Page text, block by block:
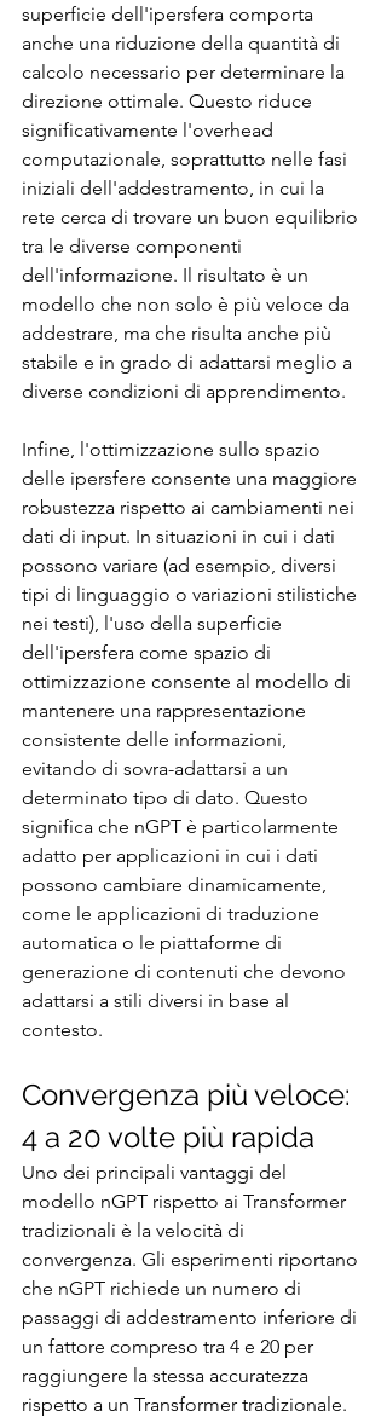
superficie dell'ipersfera comporta
anche una riduzione della quantità di
calcolo necessario per determinare la
direzione ottimale. Questo riduce
significativamente l'overhead
computazionale, soprattutto nelle fasi
iniziali dell'addestramento, in cui la
rete cerca di trovare un buon equilibrio
tra le diverse componenti
dell'informazione. Il risultato è un
modello che non solo è più veloce da
addestrare, ma che risulta anche più
stabile e in grado di adattarsi meglio a
diverse condizioni di apprendimento.
Infine, l'ottimizzazione sullo spazio
delle ipersfere consente una maggiore
robustezza rispetto ai cambiamenti nei
dati di input. In situazioni in cui i dati
possono variare (ad esempio, diversi
tipi di linguaggio o variazioni stilistiche
nei testi), l'uso della superficie
dell'ipersfera come spazio di
ottimizzazione consente al modello di
mantenere una rappresentazione
consistente delle informazioni,
evitando di sovra-adattarsi a un
determinato tipo di dato. Questo
significa che nGPT è particolarmente
adatto per applicazioni in cui i dati
possono cambiare dinamicamente,
come le applicazioni di traduzione
automatica o le piattaforme di
generazione di contenuti che devono
adattarsi a stili diversi in base al
contesto.
Convergenza più veloce:
4 a 20 volte più rapida
Uno dei principali vantaggi del
modello nGPT rispetto ai Transformer
tradizionali è la velocità di
convergenza. Gli esperimenti riportano
che nGPT richiede un numero di
passaggi di addestramento inferiore di
un fattore compreso tra 4 e 20 per
raggiungere la stessa accuratezza
rispetto a un Transformer tradizionale.